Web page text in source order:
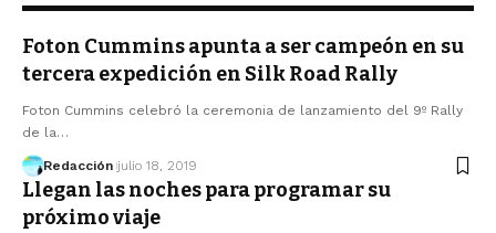
Foton Cummins apunta a ser campeón en su
tercera expedición en Silk Road Rally
Foton Cummins celebró la ceremonia de lanzamiento del 9º Rally
de la…
Redacción julio 18, 2019
Llegan las noches para programar su
próximo viaje